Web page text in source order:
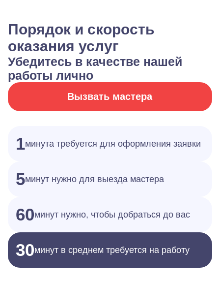
Порядок и скорость
оказания услуг
Убедитесь в качестве нашей
работы лично
Вызвать мастера
1минута требуется для оформления заявки
5минут нужно для выезда мастера
60минут нужно, чтобы добраться до вас
30минут в среднем требуется на работу